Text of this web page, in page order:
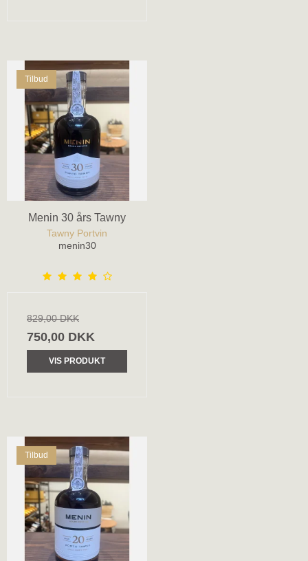
Tilbud
Menin 30 års Tawny
Tawny Portvin
menin30
829,00 DKK
750,00 DKK
VIS PRODUKT
Tilbud